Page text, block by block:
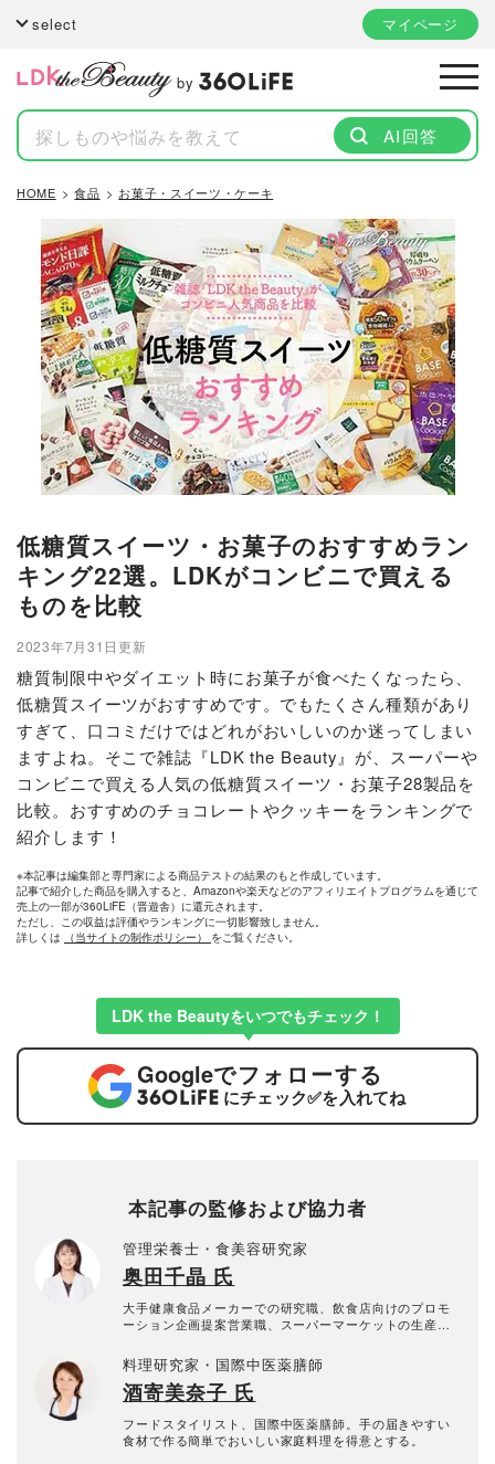
select マイページ
by
AI回答
HOME 食品 お菓子・スイーツ・ケーキ
低糖質スイーツ・お菓子のおすすめラン
キング22選。LDKがコンビニで買える
ものを比較
2023年7月31日更新
糖質制限中やダイエット時にお菓子が食べたくなったら、
低糖質スイーツがおすすめです。でもたくさん種類があり
すぎて、口コミだけではどれがおいしいのか迷ってしまい
ますよね。そこで雑誌『LDK the Beauty』が、スーパーや
コンビニで買える人気の低糖質スイーツ・お菓子28製品を
比較。おすすめのチョコレートやクッキーをランキングで
紹介します！
※本記事は編集部と専門家による商品テストの結果のもと作成しています。
記事で紹介した商品を購入すると、Amazonや楽天などのアフィリエイトプログラムを通じて
売上の一部が360LiFE（晋遊舎）に還元されます。
ただし、この収益は評価やランキングに一切影響致しません。
詳しくは
（当サイトの制作ポリシー） をご覧ください。
LDK the Beautyをいつでもチェック！
Googleでフォローする
にチェック✅を入れてね
本記事の監修および協力者
管理栄養士・食美容研究家
奥田千晶 氏
大手健康食品メーカーでの研究職、飲食店向けのプロモ
ーション企画提案営業職、スーパーマーケットの生産者
まざまな食の業界にいた経験や、妊娠・出産・育児の経
験から、１人ひとりの生活スタイルに合わせた食事と食
べ方を提案。「食からつくる美と健康」をテーマに講
演、テレビ出演などで活躍。１児の母。
料理研究家・国際中医薬膳師
酒寄美奈子 氏
フードスタイリスト、国際中医薬膳師。手の届きやすい
食材で作る簡単でおいしい家庭料理を得意とする。